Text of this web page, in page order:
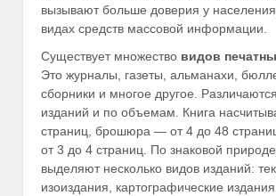
вызывают больше доверия у
видах средств массовой информации.
Существует множество видов
Это журналы, газеты, альманахи,
сборники и многое другое.
изданий и по объемам. Книга
страниц, брошюра — от 4 до 48
от 3 до 4 страниц. По знаковой
выделяют несколько видов изданий:
изоиздания, картографические издания.